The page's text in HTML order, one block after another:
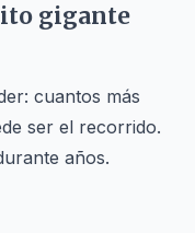
gigante
cuantos más
ser el recorrido.
años.